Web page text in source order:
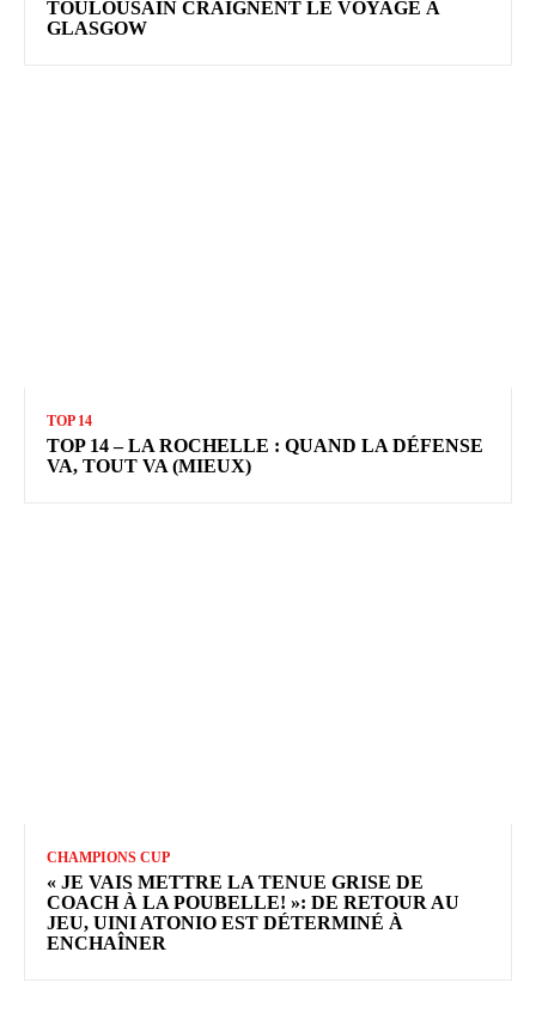
TOULOUSAIN CRAIGNENT LE VOYAGE À
GLASGOW
TOP 14
TOP 14 – LA ROCHELLE : QUAND LA DÉFENSE
VA, TOUT VA (MIEUX)
CHAMPIONS CUP
« JE VAIS METTRE LA TENUE GRISE DE
COACH À LA POUBELLE! »: DE RETOUR AU
JEU, UINI ATONIO EST DÉTERMINÉ À
ENCHAÎNER